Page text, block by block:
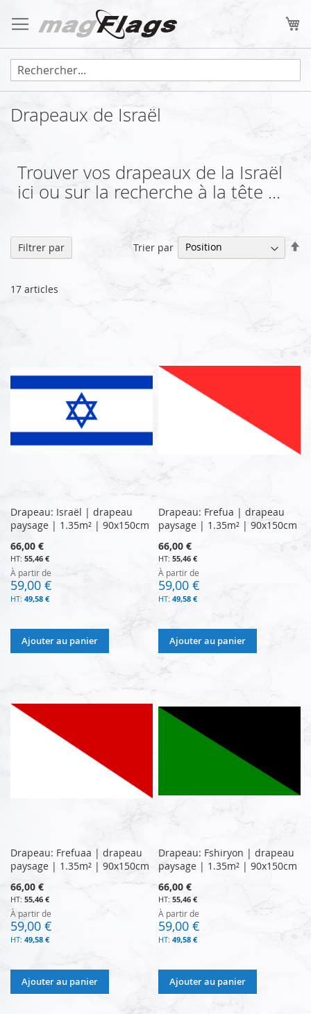
au
contenu
Drapeaux de Israël
Trouver vos drapeaux de la Israël
ici ou sur la recherche à la tête ...
17 articles
Trier par
Drapeau: Israël | drapeau
paysage | 1.35m² | 90x150cm
66,00 €
55,46 €
À partir de
59,00 €
49,58 €
Ajouter au panier
Drapeau: Frefua | drapeau
paysage | 1.35m² | 90x150cm
66,00 €
55,46 €
À partir de
59,00 €
49,58 €
Ajouter au panier
Drapeau: Frefuaa | drapeau
paysage | 1.35m² | 90x150cm
66,00 €
55,46 €
À partir de
59,00 €
49,58 €
Ajouter au panier
Drapeau: Fshiryon | drapeau
paysage | 1.35m² | 90x150cm
66,00 €
55,46 €
À partir de
59,00 €
49,58 €
Ajouter au panier
Filtrer par